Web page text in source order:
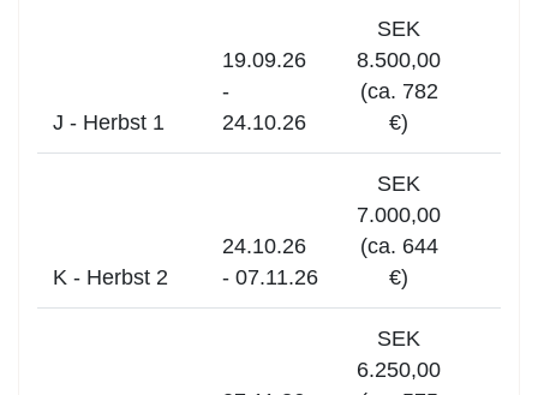
J - Herbst 1
19.09.26
-
24.10.26
SEK
8.500,00
(ca. 782
€)
K - Herbst 2
24.10.26
- 07.11.26
SEK
7.000,00
(ca. 644
€)
SEK
6.250,00